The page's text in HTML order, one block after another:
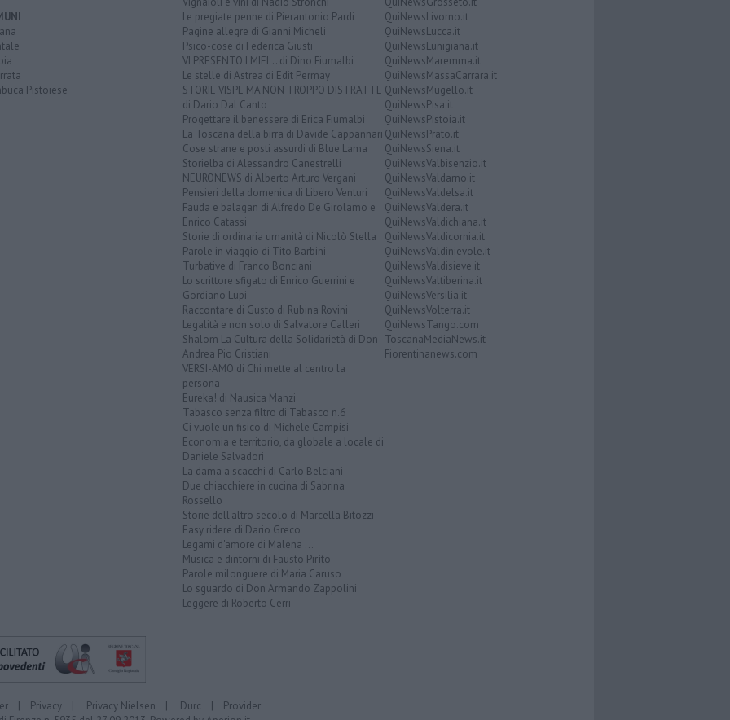
Pistoiese
Le pregiate penne di Pierantonio Pardi
Pagine allegre di Gianni Micheli
Psico-cose di Federica Giusti
VI PRESENTO I MIEI... di Dino Fiumalbi
Le stelle di Astrea di Edit Permay
STORIE VISPE MA NON TROPPO DISTRATTE
di Dario Dal Canto
Progettare il benessere di Erica Fiumalbi
La Toscana della birra di Davide Cappannari
Cose strane e posti assurdi di Blue Lama
Storielba di Alessandro Canestrelli
NEURONEWS di Alberto Arturo Vergani
Pensieri della domenica di Libero Venturi
Fauda e balagan di Alfredo De Girolamo e
Enrico Catassi
Storie di ordinaria umanità di Nicolò Stella
Parole in viaggio di Tito Barbini
Turbative di Franco Bonciani
Lo scrittore sfigato di Enrico Guerrini e
Gordiano Lupi
Raccontare di Gusto di Rubina Rovini
Legalità e non solo di Salvatore Calleri
Shalom La Cultura della Solidarietà di Don
Andrea Pio Cristiani
VERSI-AMO di Chi mette al centro la
persona
Eureka! di Nausica Manzi
Tabasco senza filtro di Tabasco n.6
Ci vuole un fisico di Michele Campisi
Economia e territorio, da globale a locale di
Daniele Salvadori
La dama a scacchi di Carlo Belciani
Due chiacchiere in cucina di Sabrina
Rossello
Storie dell'altro secolo di Marcella Bitozzi
Easy ridere di Dario Greco
Legami d'amore di Malena ...
Musica e dintorni di Fausto Pirìto
Parole milonguere di Maria Caruso
Lo sguardo di Don Armando Zappolini
Leggere di Roberto Cerri
QuiNewsLivorno.it
QuiNewsLucca.it
QuiNewsLunigiana.it
QuiNewsMaremma.it
QuiNewsMassaCarrara.it
QuiNewsMugello.it
QuiNewsPisa.it
QuiNewsPistoia.it
QuiNewsPrato.it
QuiNewsSiena.it
QuiNewsValbisenzio.it
QuiNewsValdarno.it
QuiNewsValdelsa.it
QuiNewsValdera.it
QuiNewsValdichiana.it
QuiNewsValdicornia.it
QuiNewsValdinievole.it
QuiNewsValdisieve.it
QuiNewsValtiberina.it
QuiNewsVersilia.it
QuiNewsVolterra.it
QuiNewsTango.com
ToscanaMediaNews.it
Fiorentinanews.com
| Privacy | Privacy Nielsen | Durc | Provider